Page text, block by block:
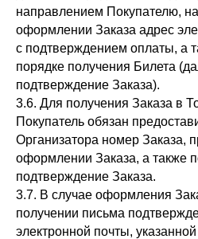
направлением Покупателю,
оформлении Заказа адрес
с подтверждением оплаты, а
порядке получения Билета
подтверждение Заказа).
3.6. Для получения Заказа в
Покупатель обязан
Организатора номер Заказа,
оформлении Заказа, а также
подтверждение Заказа.
3.7. В случае оформления
получении письма
электронной почты,